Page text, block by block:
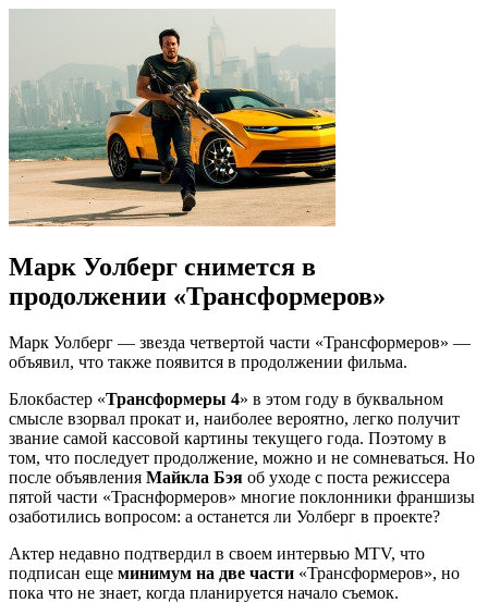
Марк Уолберг снимется в
продолжении «Трансформеров»
Марк Уолберг — звезда четвертой части «Трансформеров» —
объявил, что также появится в продолжении фильма.
Блокбастер «Трансформеры 4» в этом году в буквальном
смысле взорвал прокат и, наиболее вероятно, легко получит
звание самой кассовой картины текущего года. Поэтому в
том, что последует продолжение, можно и не сомневаться. Но
после объявления Майкла Бэя об уходе с поста режиссера
пятой части «Траснформеров» многие поклонники франшизы
озаботились вопросом: а останется ли Уолберг в проекте?
Актер недавно подтвердил в своем интервью MTV, что
подписан еще минимум на две части «Трансформеров», но
пока что не знает, когда планируется начало съемок.